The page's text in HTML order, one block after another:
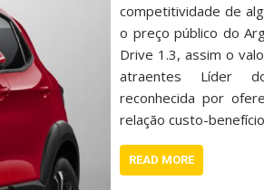
competitividade de
o preço público do
Drive 1.3, assim o
atraentes Líder
reconhecida por
relação custo-
READ MORE